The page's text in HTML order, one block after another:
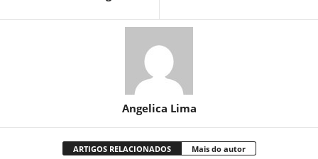
Angelica Lima
ARTIGOS RELACIONADOS Mais do autor